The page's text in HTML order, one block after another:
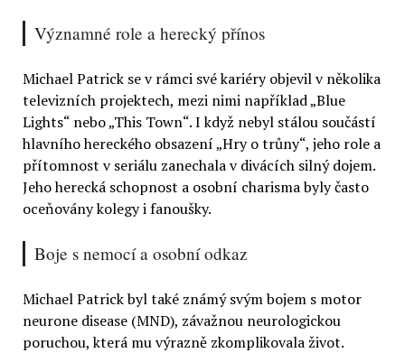
Významné role a herecký přínos
Michael Patrick se v rámci své kariéry objevil v několika
televizních projektech, mezi nimi například „Blue
Lights“ nebo „This Town“. I když nebyl stálou součástí
hlavního hereckého obsazení „Hry o trůny“, jeho role a
přítomnost v seriálu zanechala v divácích silný dojem.
Jeho herecká schopnost a osobní charisma byly často
oceňovány kolegy i fanoušky.
Boje s nemocí a osobní odkaz
Michael Patrick byl také známý svým bojem s motor
neurone disease (MND), závažnou neurologickou
poruchou, která mu výrazně zkomplikovala život.